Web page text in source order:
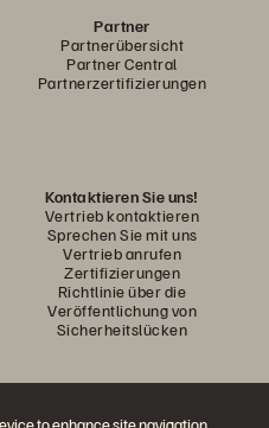
Partner
Partnerübersicht
Partner Central
Partnerzertifizierungen
Kontaktieren Sie uns!
Vertrieb kontaktieren
Sprechen Sie mit uns
Vertrieb anrufen
Zertifizierungen
Richtlinie über die
Veröffentlichung von
Sicherheitslücken